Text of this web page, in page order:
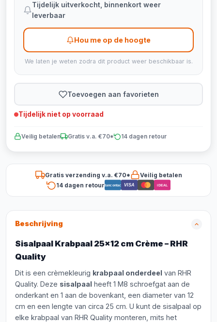
Tijdelijk uitverkocht, binnenkort weer
leverbaar
Hou me op de hoogte
We laten je weten zodra dit product weer beschikbaar is.
Toevoegen aan favorieten
Tijdelijk niet op voorraad
Veilig betalen Gratis v.a. €70* 14 dagen retour
Gratis verzending v.a. €70*
Veilig betalen
14 dagen retourBancontact VISA iDEAL
Beschrijving
Sisalpaal Krabpaal 25x12 cm Crème – RHR
Quality
Dit is een crèmekleurig krabpaal onderdeel van RHR
Quality. Deze sisalpaal heeft 1 M8 schroefgat aan de
onderkant en 1 aan de bovenkant, een diameter van 12
cm en een lengte van circa 25 cm. U kunt de sisalpaal op
elke krabpaal van RHR Quality monteren, mits het